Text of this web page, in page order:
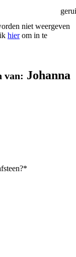
niet weergeven
hierom in te
van: Johanna